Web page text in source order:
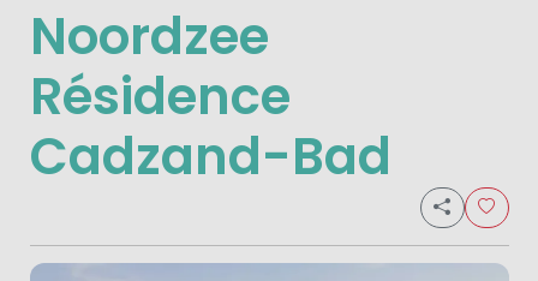
Noordzee
Résidence
Cadzand-Bad